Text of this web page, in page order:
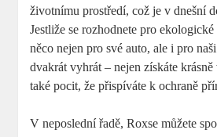
životnímu ⁢prostředí, což‌ je v dnešní
Jestliže​ se rozhodnete pro
něco ‍nejen pro‍ své auto,​ ale ⁢i pro
dvakrát vyhrát – nejen⁢ získáte krásně
také pocit,⁣ že přispíváte k ochraně
V neposlední řadě, Roxse ‌můžete‍